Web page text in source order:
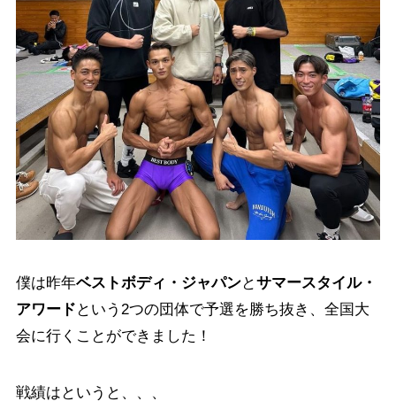
僕は昨年ベストボディ・ジャパンとサマースタイル・
アワード という2つの団体で予選を勝ち抜き、全国大
会に行くことができました！
戦績はというと、、、